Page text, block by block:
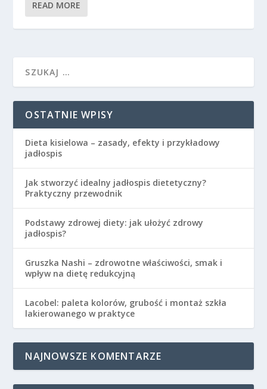
READ MORE
OSTATNIE WPISY
Dieta kisielowa – zasady, efekty i przykładowy
jadłospis
Jak stworzyć idealny jadłospis dietetyczny?
Praktyczny przewodnik
Podstawy zdrowej diety: jak ułożyć zdrowy
jadłospis?
Gruszka Nashi – zdrowotne właściwości, smak i
wpływ na dietę redukcyjną
Lacobel: paleta kolorów, grubość i montaż szkła
lakierowanego w praktyce
NAJNOWSZE KOMENTARZE